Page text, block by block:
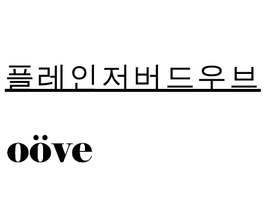
플레인저버드우브